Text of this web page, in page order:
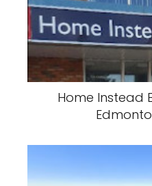
Home Instead